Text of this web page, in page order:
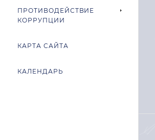
ПРОТИВОДЕЙСТВИЕ
КОРРУПЦИИ
КАРТА САЙТА
КАЛЕНДАРЬ